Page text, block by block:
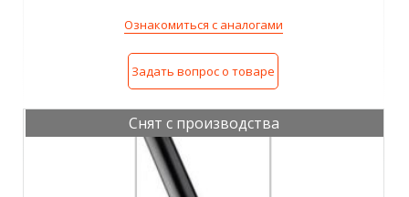
Ознакомиться с аналогами
Задать вопрос о товаре
Снят с производства